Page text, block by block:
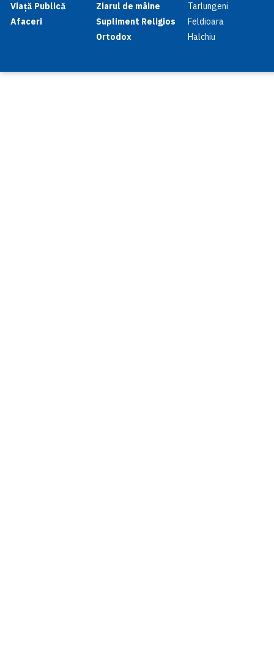
Viață Publică
Afaceri
Ziarul de mâine
Supliment Religios
Ortodox
Tarlungeni
Feldioara
Halchiu